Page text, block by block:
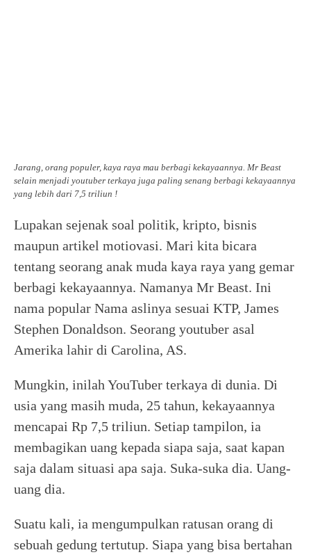
Jarang, orang populer, kaya raya mau berbagi kekayaannya. Mr Beast
selain menjadi youtuber terkaya juga paling senang berbagi kekayaannya
yang lebih dari 7,5 triliun !
Lupakan sejenak soal politik, kripto, bisnis
maupun artikel motiovasi. Mari kita bicara
tentang seorang anak muda kaya raya yang gemar
berbagi kekayaannya. Namanya Mr Beast. Ini
nama popular Nama aslinya sesuai KTP, James
Stephen Donaldson. Seorang youtuber asal
Amerika lahir di Carolina, AS.
Mungkin, inilah YouTuber terkaya di dunia. Di
usia yang masih muda, 25 tahun, kekayaannya
mencapai Rp 7,5 triliun. Setiap tampilon, ia
membagikan uang kepada siapa saja, saat kapan
saja dalam situasi apa saja. Suka-suka dia. Uang-
uang dia.
Suatu kali, ia mengumpulkan ratusan orang di
sebuah gedung tertutup. Siapa yang bisa bertahan